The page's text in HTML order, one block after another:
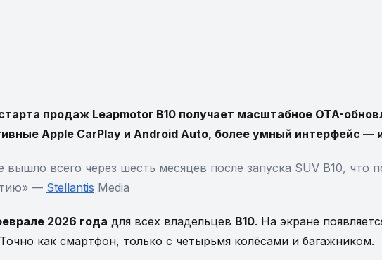
продаж Leapmotor B10 получает масштабное OTA-
Apple CarPlay и Android Auto, более умный интерфейс — и
вышло всего через шесть месяцев после запуска SUV B10,
— Stellantis Media
2026 года для всех владельцев B10. На экране
как смартфон, только с четырьмя колёсами и багажником.